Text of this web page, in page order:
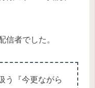
信者でした。
う『今更ながら